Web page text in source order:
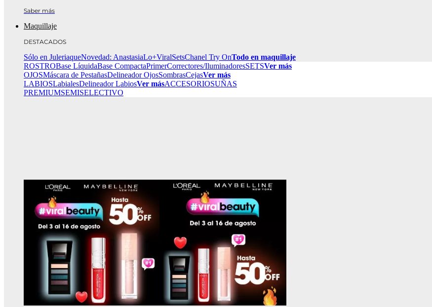
Saber más
Maquillaje
DESTACADOS
Sólo en JuleriaqueNovedad: AnastasiaLo+ViralSetsChanel Try OnTodo en maquillaje
ROSTROBase LíquidaBase CompactaPrimerCorrectores/IluminadoresSETSVer más
OJOSMáscara de PestañasDelineador OjosSombrasCejasVer más
LABIOSLabialesDelineador LabiosVer másACCESORIOSUÑAS
PREMIUMSEMISELECTIVO